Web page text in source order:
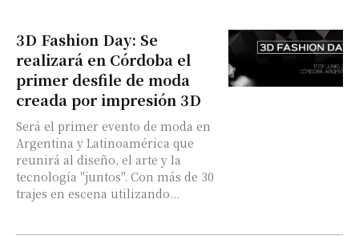
3D Fashion Day: Se
realizará en Córdoba el
primer desfile de moda
creada por impresión 3D
Será el primer evento de moda en
Argentina y Latinoamérica que
reunirá al diseño, el arte y la
tecnología "juntos". Con más de 30
trajes en escena utilizando...